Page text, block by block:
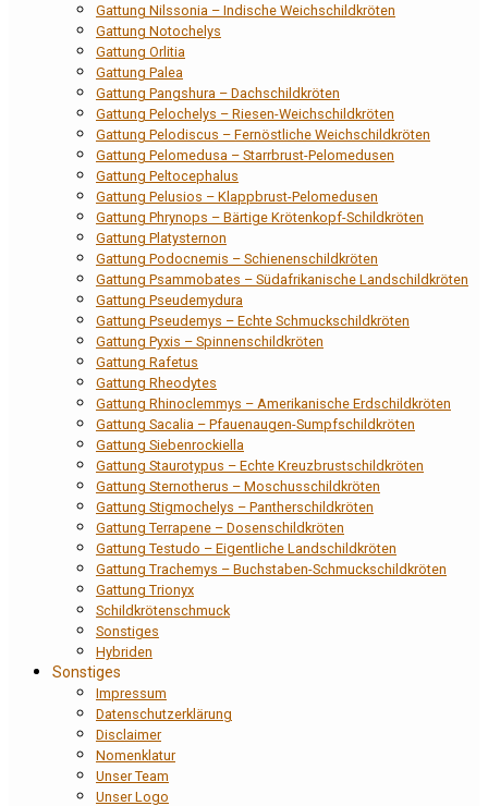
Gattung Nilssonia – Indische Weichschildkröten
Gattung Notochelys
Gattung Orlitia
Gattung Palea
Gattung Pangshura – Dachschildkröten
Gattung Pelochelys – Riesen-Weichschildkröten
Gattung Pelodiscus – Fernöstliche Weichschildkröten
Gattung Pelomedusa – Starrbrust-Pelomedusen
Gattung Peltocephalus
Gattung Pelusios – Klappbrust-Pelomedusen
Gattung Phrynops – Bärtige Krötenkopf-Schildkröten
Gattung Platysternon
Gattung Podocnemis – Schienenschildkröten
Gattung Psammobates – Südafrikanische Landschildkröten
Gattung Pseudemydura
Gattung Pseudemys – Echte Schmuckschildkröten
Gattung Pyxis – Spinnenschildkröten
Gattung Rafetus
Gattung Rheodytes
Gattung Rhinoclemmys – Amerikanische Erdschildkröten
Gattung Sacalia – Pfauenaugen-Sumpfschildkröten
Gattung Siebenrockiella
Gattung Staurotypus – Echte Kreuzbrustschildkröten
Gattung Sternotherus – Moschusschildkröten
Gattung Stigmochelys – Pantherschildkröten
Gattung Terrapene – Dosenschildkröten
Gattung Testudo – Eigentliche Landschildkröten
Gattung Trachemys – Buchstaben-Schmuckschildkröten
Gattung Trionyx
Schildkrötenschmuck
Sonstiges
Hybriden
Sonstiges
Impressum
Datenschutzerklärung
Disclaimer
Nomenklatur
Unser Team
Unser Logo